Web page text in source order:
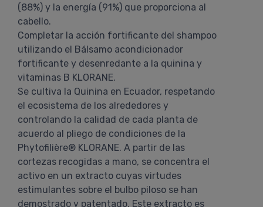
(88%) y la energía (91%) que proporciona al
cabello.
Completar la acción fortificante del shampoo
utilizando el Bálsamo acondicionador
fortificante y desenredante a la quinina y
vitaminas B KLORANE.
Se cultiva la Quinina en Ecuador, respetando
el ecosistema de los alrededores y
controlando la calidad de cada planta de
acuerdo al pliego de condiciones de la
Phytofilière® KLORANE. A partir de las
cortezas recogidas a mano, se concentra el
activo en un extracto cuyas virtudes
estimulantes sobre el bulbo piloso se han
demostrado y patentado. Este extracto es